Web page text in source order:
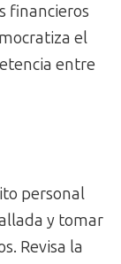
financieros
el
entre
personal
y tomar
Revisa la